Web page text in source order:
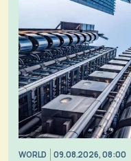
WORLD 09.08.2026, 08:00